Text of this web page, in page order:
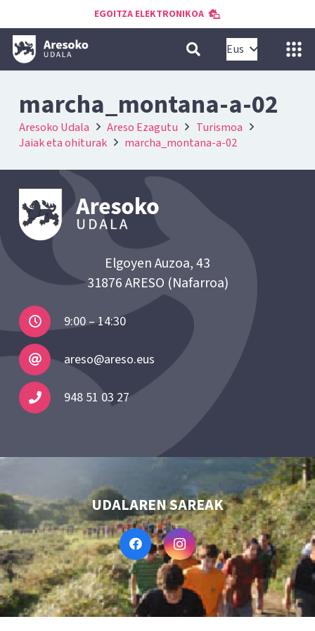
EGOITZA ELEKTRONIKOA
Eus
marcha_montana-a-02
Aresoko Udala Areso Ezagutu
Turismoa
Jaiak eta ohiturak
marcha_montana-a-02
Elgoyen Auzoa, 43
31876 ARESO (Nafarroa)
9:00 – 14:30
areso@areso.eus
948 51 03 27
UDALAREN SAREAK